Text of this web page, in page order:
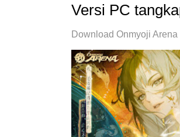
Disiapkan dengan
permainan PC sebenar.
2 atau lebih akaun pada
dapat melepaskan
bagaimana anda
Versi PC
Download Onmyoji